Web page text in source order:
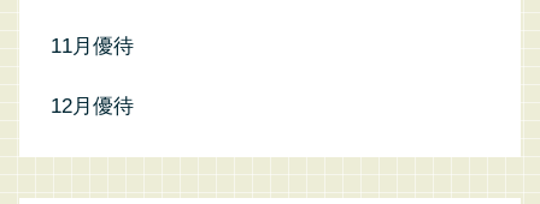
11月優待
12月優待